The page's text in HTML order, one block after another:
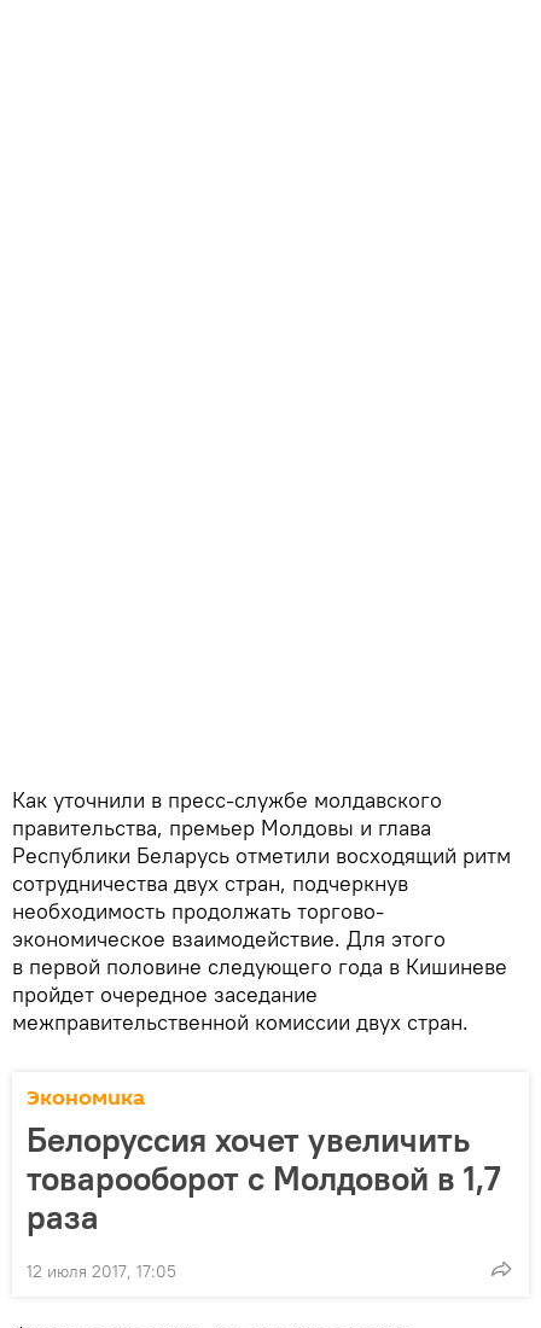
Как уточнили в пресс-службе молдавского
правительства, премьер Молдовы и глава
Республики Беларусь отметили восходящий ритм
сотрудничества двух стран, подчеркнув
необходимость продолжать торгово-
экономическое взаимодействие. Для этого
в первой половине следующего года в Кишиневе
пройдет очередное заседание
межправительственной комиссии двух стран.
Экономика
Белоруссия хочет увеличить
товарооборот с Молдовой в 1,7
раза
12 июля 2017, 17:05